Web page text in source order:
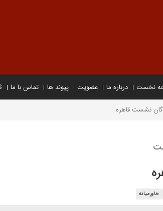
نخست درباره ما عضویت پیوند ها تماس با ما
نشست قاهره
خاورمیانه